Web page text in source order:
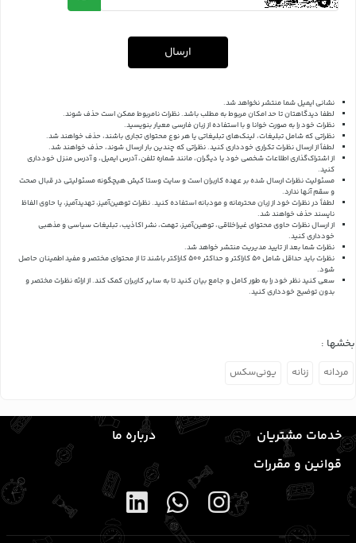
ارسال
نشانی ایمیل شما منتشر نخواهد شد.
لطفا دیدگاهتان تا حد امکان مربوط به مطلب باشد. نظرات نامربوط ممکن است حذف شوند.
نظرات خود را به صورت خوانا و با استفاده از زبان فارسی معیار بنویسید.
نظراتی که شامل تبلیغات، لینک‌های تبلیغاتی یا هر نوع محتوای تجاری باشند، حذف خواهند شد.
لطفاً از ارسال نظرات تکراری خودداری کنید. نظراتی که چندین بار ارسال شوند، حذف خواهند شد.
از اشتراک‌گذاری اطلاعات شخصی خود یا دیگران، مانند شماره تلفن، آدرس ایمیل، و آدرس منزل خودداری
کنید.
مسئولیت نظرات ارسال شده بر عهده کاربران است و سایت وستا کیش هیچگونه مسئولیتی در قبال صحت
و سقم آنها ندارد.
لطفاً در نظرات خود از زبان محترمانه و مودبانه استفاده کنید. نظرات توهین‌آمیز، تهدیدآمیز، یا حاوی الفاظ
ناپسند حذف خواهند شد.
از ارسال نظرات حاوی محتوای غیراخلاقی، توهین‌آمیز، تهمت، نشر اکاذیب، تبلیغات سیاسی و مذهبی
خودداری کنید.
نظرات شما بعد از تایید مدیریت منتشر خواهد شد.
نظرات باید حداقل شامل 50 کاراکتر و حداکثر 500 کاراکتر باشند تا از محتوای مختصر و مفید اطمینان حاصل
شود.
سعی کنید نظر خود را به طور کامل و جامع بیان کنید تا به سایر کاربران کمک کند.از ارائه نظرات مختصر و
بدون توضیح خودداری کنید.
بخشها :
مردانه زنانه یونی‌سکس
خدمات مشتریان
درباره ما
قوانین و مقررات